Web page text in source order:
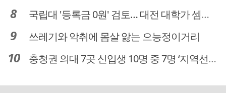
국립대 '등록금 0원' 검토… 대전 대학가 셈법 복잡
쓰레기와 악취에 몸살 앓는 으능정이거리
충청권 의대 7곳 신입생 10명 중 7명 ‘지역선발’… 대전도 69.7%